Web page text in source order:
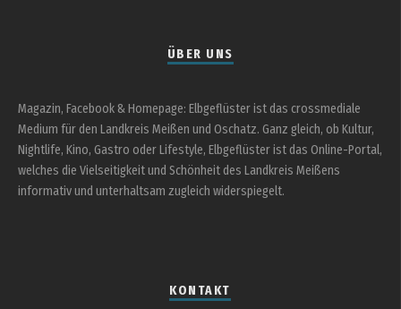
ÜBER UNS
Magazin, Facebook & Homepage: Elbgeflüster ist das crossmediale
Medium für den Landkreis Meißen und Oschatz. Ganz gleich, ob Kultur,
Nightlife, Kino, Gastro oder Lifestyle, Elbgeflüster ist das Online-Portal,
welches die Vielseitigkeit und Schönheit des Landkreis Meißens
informativ und unterhaltsam zugleich widerspiegelt.
KONTAKT